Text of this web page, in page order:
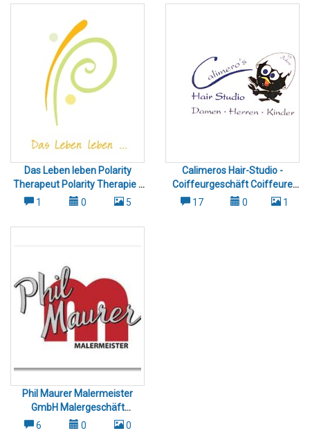
Das Leben leben Polarity
Therapeut Polarity Therapie -
Wetzikon Pfäffikon Zürich
1 0 5
Calimeros Hair-Studio -
Coiffeurgeschäft Coiffeure
Wetzikon Hinwil Gossau &
17 0 1
Phil Maurer Malermeister
GmbH Malergeschäft
Tapeziergeschäft Wetzikon
6 0 0